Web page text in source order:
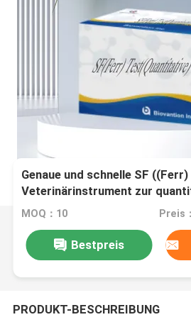
Genaue und schnelle SF
Veterinärinstrument zur
von Serumferritin
MOQ：10
Bestpreis
PRODUKT-BESCHREIBUNG